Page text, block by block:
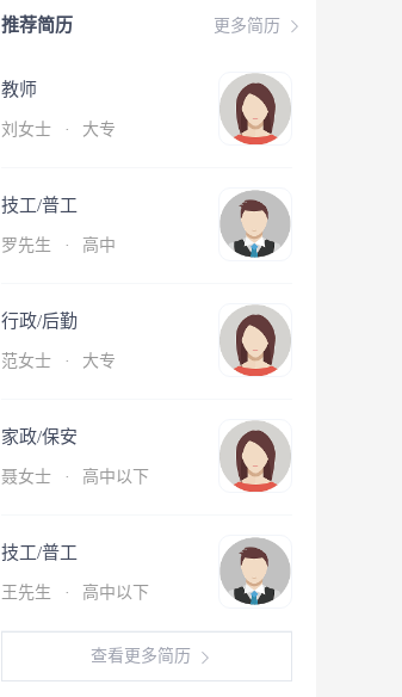
更多简历
推荐简历
教师
刘女士 · 大专
技工/普工
罗先生 · 高中
行政/后勤
范女士 · 大专
家政/保安
聂女士 · 高中以下
技工/普工
王先生 · 高中以下
查看更多简历